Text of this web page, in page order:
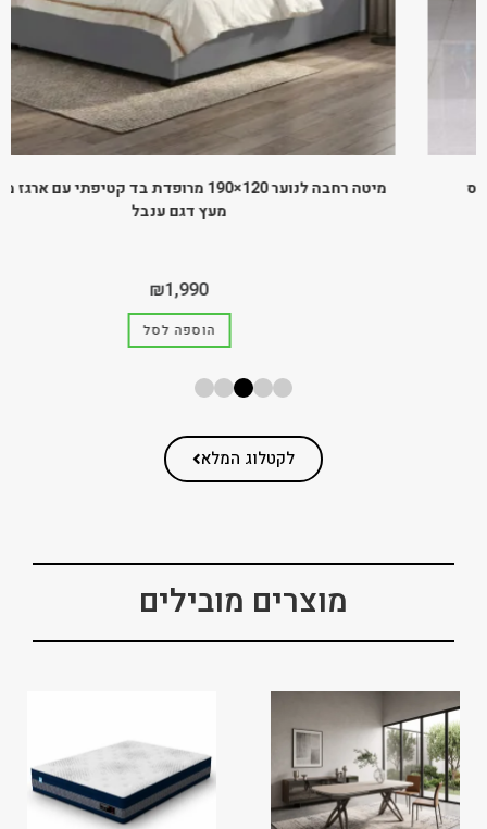
מיטה רחבה לנוער 120×190 מרופדת בד קטיפתי עם ארגז מצעים
מעץ דגם ענבל
הוספה לסל
לקטלוג המלא
מוצרים מובילים